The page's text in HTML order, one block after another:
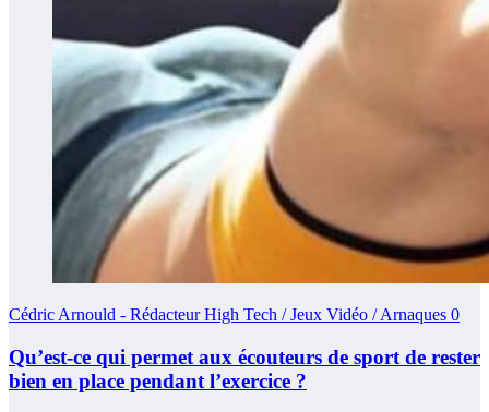
Cédric Arnould - Rédacteur High Tech / Jeux Vidéo / Arnaques 0
Qu’est-ce qui permet aux écouteurs de sport de rester
bien en place pendant l’exercice ?